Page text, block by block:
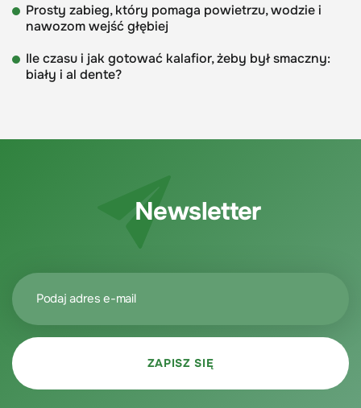
Prosty zabieg, który pomaga powietrzu, wodzie i
nawozom wejść głębiej
Ile czasu i jak gotować kalafior, żeby był smaczny:
biały i al dente?
Newsletter